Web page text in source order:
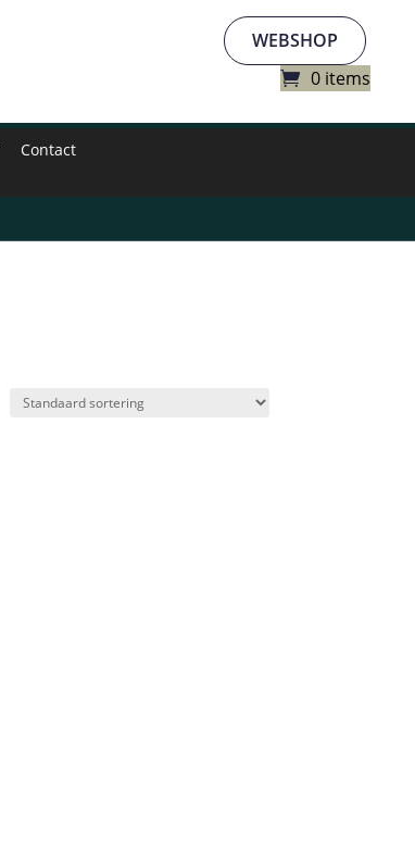
WEBSHOP
0 items
Contact